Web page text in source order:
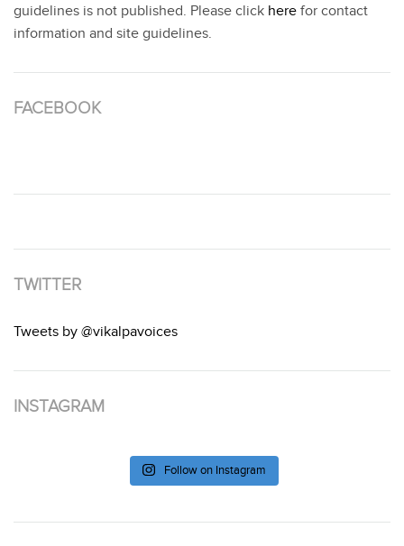
guidelines is not published. Please click here for contact
information and site guidelines.
FACEBOOK
TWITTER
Tweets by @vikalpavoices
INSTAGRAM
Follow on Instagram